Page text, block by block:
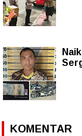
KOMENTAR